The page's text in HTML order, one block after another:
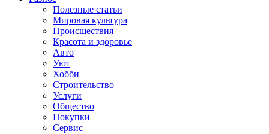
Полезные статьи
Мировая культура
Происшествия
Красота и здоровье
Авто
Уют
Хобби
Строительство
Услуги
Общество
Покупки
Сервис